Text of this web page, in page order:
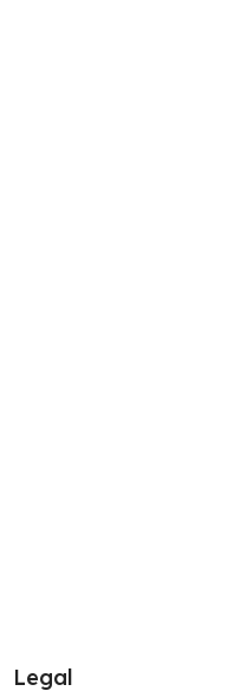
Legal